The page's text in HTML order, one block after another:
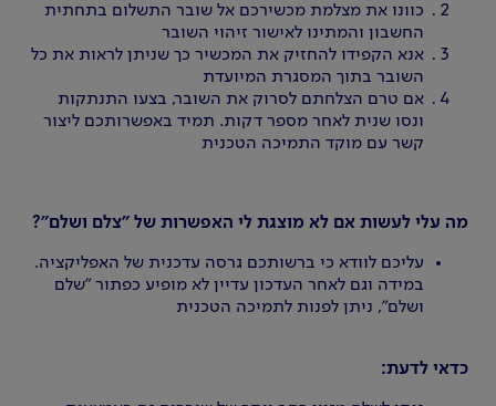
כוונו את מצלמת מכשירכם אל שובר התשלום בתחתית
החשבון והמתינו לאישור זיהוי השובר
אנא הקפידו להחזיק את המכשיר כך שניתן לראות את כל
השובר בתוך המסגרת המיועדת
אם טרם הצלחתם לסרוק את השובר, בצעו התנתקות
ונסו שנית לאחר מספר דקות. תמיד באפשרותכם ליצור
קשר עם מוקד התמיכה הטכנית
מה עלי לעשות אם לא מוצגת לי האפשרות של "צלם ושלם"?
עליכם לוודא כי ברשותכם גרסה עדכנית של האפליקציה.
במידה וגם לאחר העדכון עדיין לא מופיע כפתור "שלם
ושלם", ניתן לפנות לתמיכה הטכנית
כדאי לדעת: